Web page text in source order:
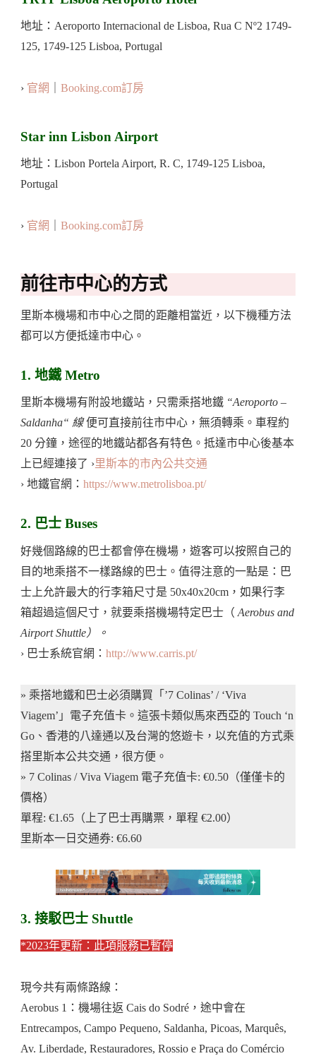
地址：Aeroporto Internacional de Lisboa, Rua C Nº2 1749-
125, 1749-125 Lisboa, Portugal
› 官網 Booking.com訂房
Star inn Lisbon Airport
地址：Lisbon Portela Airport, R. C, 1749-125 Lisboa,
Portugal
› 官網 Booking.com訂房
前往市中心的方式
里斯本機場和市中心之間的距離相當近，以下機種方法
都可以方便抵達市中心。
1. 地鐵 Metro
里斯本機場有附設地鐵站，只需乘搭地鐵 “Aeroporto –
Saldanha“ 線便可直接前往市中心，無須轉乘。車程約
20 分鐘，途徑的地鐵站都各有特色。抵達市中心後基本
上已經連接了 ›里斯本的市內公共交通
› 地鐵官網： https://www.metrolisboa.pt/
2. 巴士 Buses
好幾個路線的巴士都會停在機場，遊客可以按照自己的
目的地乘搭不一樣路線的巴士。值得注意的一點是：巴
士上允許最大的行李箱尺寸是 50x40x20cm，如果行李
箱超過這個尺寸，就要乘搭機場特定巴士（ Aerobus and
Airport Shuttle）。
› 巴士系統官網： http://www.carris.pt/
» 乘搭地鐵和巴士必須購買「’7 Colinas’ / ‘Viva
Viagem’」電子充值卡。這張卡類似馬來西亞的 Touch ‘n
Go、香港的八達通以及台灣的悠遊卡，以充值的方式乘
搭里斯本公共交通，很方便。
» 7 Colinas / Viva Viagem 電子充值卡: €0.50（僅僅卡的
價格）
單程: €1.65（上了巴士再購票，單程 €2.00）
里斯本一日交通券: €6.60
3. 接駁巴士 Shuttle
*2023年更新：此項服務已暫停
現今共有兩條路線：
Aerobus 1：機場往返 Cais do Sodré，途中會在
Entrecampos, Campo Pequeno, Saldanha, Picoas, Marquês,
Av. Liberdade, Restauradores, Rossio e Praça do Comércio